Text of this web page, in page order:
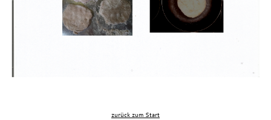
zurück zum Start